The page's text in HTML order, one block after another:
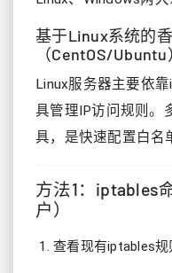
基于Linux系统的
（CentOS/Ubuntu
Linux服务器主要依
具管理IP访问规则。
具，是快速配置白名
方法1：iptables
户）
查看现有iptables规